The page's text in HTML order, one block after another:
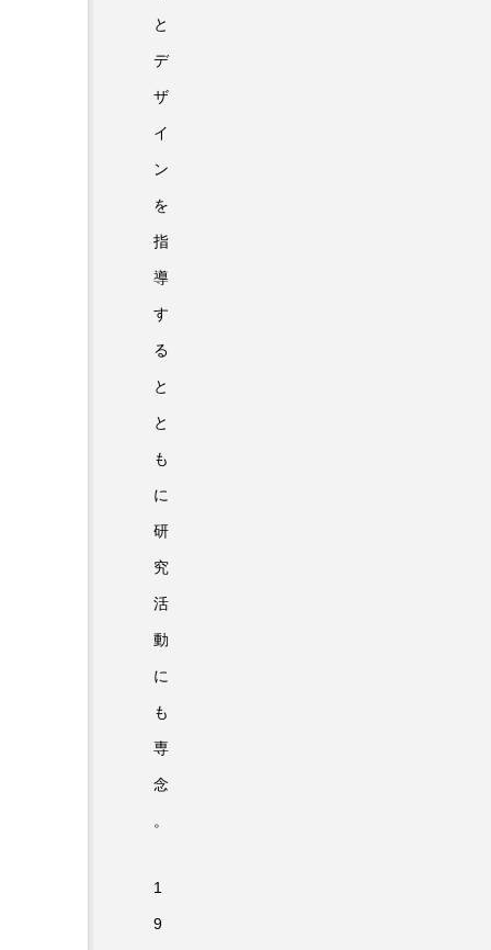
と
デ
ザ
イ
ン
を
指
導
す
る
と
と
も
に
研
究
活
動
に
も
専
念
。
1
9